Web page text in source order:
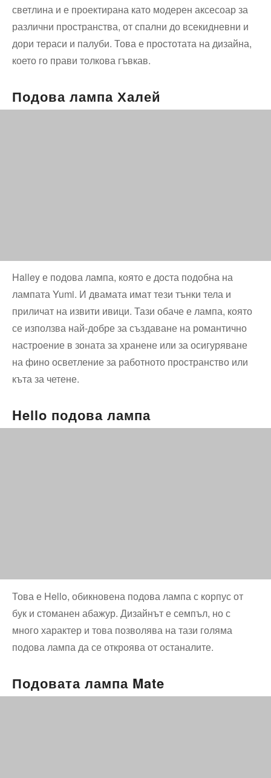
светлина и е проектирана като модерен аксесоар за
различни пространства, от спални до всекидневни и
дори тераси и палуби. Това е простотата на дизайна,
което го прави толкова гъвкав.
Подова лампа Халей
Halley е подова лампа, която е доста подобна на
лампата Yumi. И двамата имат тези тънки тела и
приличат на извити ивици. Тази обаче е лампа, която
се използва най-добре за създаване на романтично
настроение в зоната за хранене или за осигуряване
на фино осветление за работното пространство или
къта за четене.
Hello подова лампа
Това е Hello, обикновена подова лампа с корпус от
бук и стоманен абажур. Дизайнът е семпъл, но с
много характер и това позволява на тази голяма
подова лампа да се откроява от останалите.
Подовата лампа Mate